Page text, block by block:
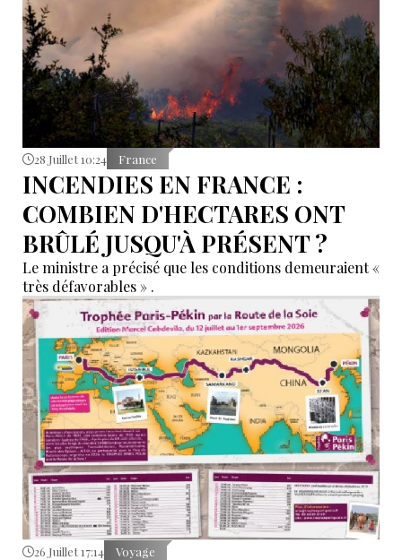
28 Juillet 10:24 France
INCENDIES EN FRANCE :
COMBIEN D'HECTARES ONT
BRÛLÉ JUSQU'À PRÉSENT ?
Le ministre a précisé que les conditions demeuraient «
très défavorables » .
26 Juillet 17:14 Voyage